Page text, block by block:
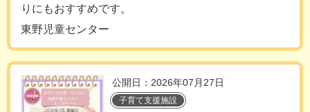
りにもおすすめです。
東野児童センター
公開日：2026年07月27日
子育て支援施設